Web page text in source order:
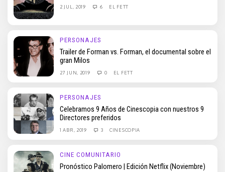
2 JUL, 2019 6 EL FETT
PERSONAJES
Trailer de Forman vs. Forman, el documental sobre el
gran Milos
27 JUN, 2019 0 EL FETT
PERSONAJES
Celebramos 9 Años de Cinescopia con nuestros 9
Directores preferidos
1 ABR, 2019 3 CINESCOPIA
CINE COMUNITARIO
Pronóstico Palomero | Edición Netflix (Noviembre)